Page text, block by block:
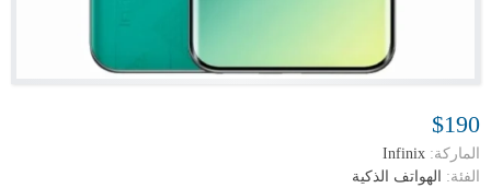
$190
الماركة: Infinix
الفئة:
الهواتف الذكية